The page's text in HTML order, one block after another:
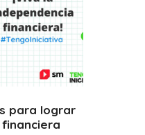
para lograr